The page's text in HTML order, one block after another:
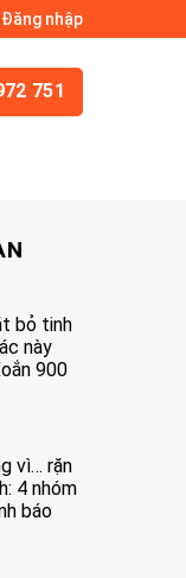
Đăng nhập
751
bỏ tinh
này
900
vì… rặn
4 nhóm
báo